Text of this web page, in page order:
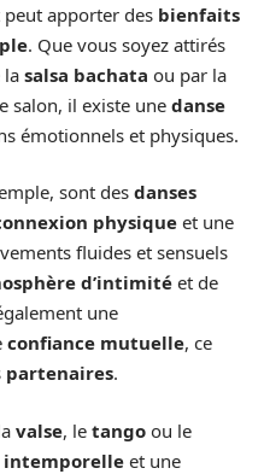
apporter des bienfaits
. Que vous soyez attirés
la salsa bachata ou par la
salon, il existe une danse
émotionnels et physiques.
sont des danses
physique et une
fluides et sensuels
d’intimité et de
une
confiance mutuelle, ce
partenaires.
valse, le tango ou le
intemporelleet une